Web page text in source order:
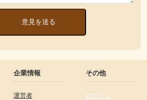
意見を送る
企業情報
運営者
その他
ログイン